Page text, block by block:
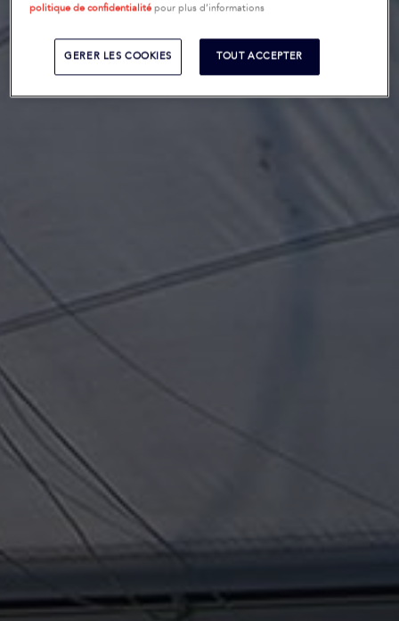
politique de confidentialité pour plus d’informations
GERER LES COOKIES TOUT ACCEPTER